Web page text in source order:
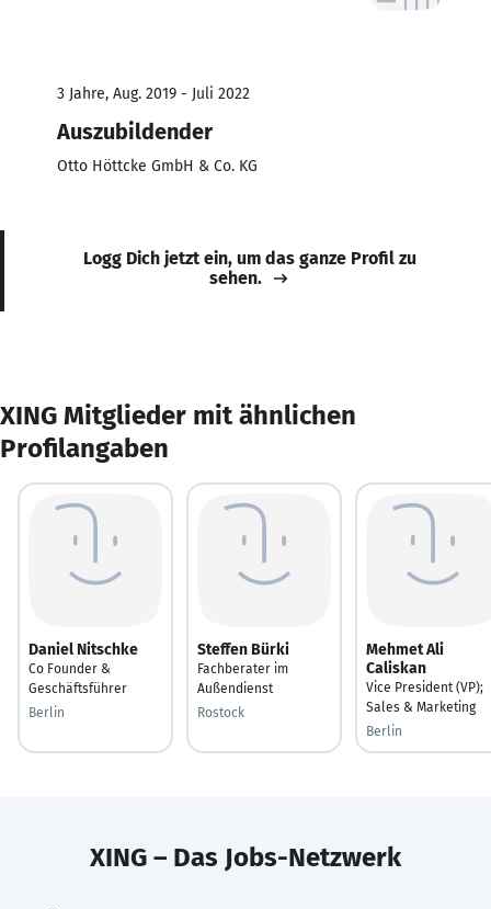
3 Jahre, Aug. 2019 - Juli 2022
Auszubildender
Otto Höttcke GmbH & Co. KG
Logg Dich jetzt ein, um das ganze Profil zu
sehen.
XING Mitglieder mit ähnlichen
Profilangaben
Daniel Nitschke
Co Founder &
Geschäftsführer
Berlin
Steffen Bürki
Fachberater im
Außendienst
Rostock
Mehmet Ali
Caliskan
Vice President (VP);
Sales & Marketing
Berlin
XING – Das Jobs-Netzwerk